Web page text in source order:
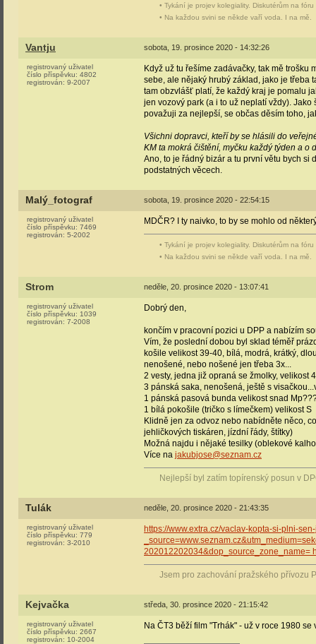
• Tykání je projev kolegiality. Diskutérům na
• Na každou svini se někde vaří voda. I na mě.
Vantju sobota, 19. prosince 2020 - 14:32:26
registrovaný uživatel
číslo příspěvku: 4802
registrován: 9-2007
Když už tu řešíme zadávačky, tak mě
sebe, ale nějaký hrubý základ, jako je třeba
tam obzvlášť platí, že každý kraj je pomalu
jen vozový park (a i to už neplatí vždy).
považuji za nejlepší, se občas děsím toho,
Všichni dopravci, kteří by se hlásili do
KM ta mokrá čištění, myčku každý týden a o
Ano, to je řádný bizár a tu první větu bych si
podstatných věcech.
Malý_fotograf sobota, 19. prosince 2020 - 22:54:15
registrovaný uživatel
číslo příspěvku: 7469
registrován: 5-2002
MDČR? I ty naivko, to by se mohlo od
• Tykání je projev kolegiality. Diskutérům na
• Na každou svini se někde vaří voda. I na mě.
Strom neděle, 20. prosince 2020 - 13:07:41
registrovaný uživatel
číslo příspěvku: 1039
registrován: 7-2008
Dobrý den,
končím v pracovní pozici u DPP a nabízím
Vím, že poslední dobou byl sklad téměř
košile velikost 39-40, bílá, modrá, krátký,
nenošené, nebo nošené jen třeba 3x...
2 vesty, jedna již opraná se žmolky, velikost
3 pánská saka, nenošená, ještě s
1 pánská pasová bunda velikost snad
1 bílá pokošile (tričko s límečkem) velikost S
Klidně jen za odvoz nebo nabídněte něco,
jehličkových tiskáren, jízdní řády, štítky)
Možná najdu i nějaké tesilky (oblekové
Více na jakubjose@seznam.cz
Nejlepší byl zatím topírenský posun v
Tulák neděle, 20. prosince 2020 - 21:43:35
registrovaný uživatel
číslo příspěvku: 779
registrován: 3-2010
https://www.extra.cz/vaclav-kopta-si-plni-
202012202034&dop_source_zone_name=
Jsem pro zachování pražského přívozu
Kejvačka středa, 30. prosince 2020 - 21:15:42
registrovaný uživatel
číslo příspěvku: 2667
registrován: 10-2004
Na ČT3 běží film "Trhák" - už v roce 1980